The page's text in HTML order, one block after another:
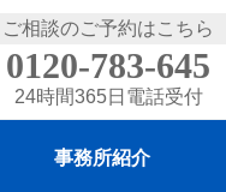
ご相談のご予約はこちら
0120-783-645
24時間365日電話受付
事務所紹介